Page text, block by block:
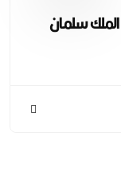
سلمان